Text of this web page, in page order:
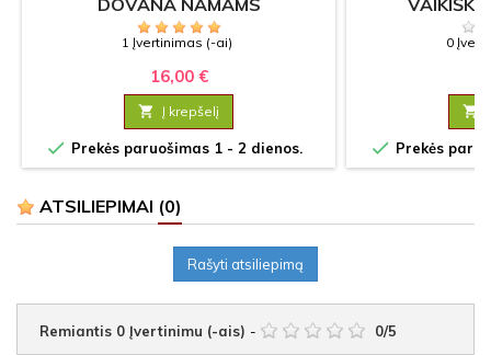
DOVANA NAMAMS
1 Įvertinimas (-ai)
16,00 €
 Į krepšelį
 Prekės paruošimas 1 - 2 dienos.
0

 Prekės
ATSILIEPIMAI (0)
Rašyti atsiliepimą
Remiantis 0 Įvertinimu (-ais) - 0/5